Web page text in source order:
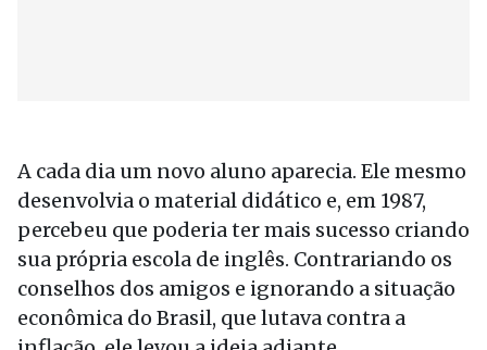
A cada dia um novo aluno aparecia. Ele mesmo
desenvolvia o material didático e, em 1987,
percebeu que poderia ter mais sucesso criando
sua própria escola de inglês. Contrariando os
conselhos dos amigos e ignorando a situação
econômica do Brasil, que lutava contra a